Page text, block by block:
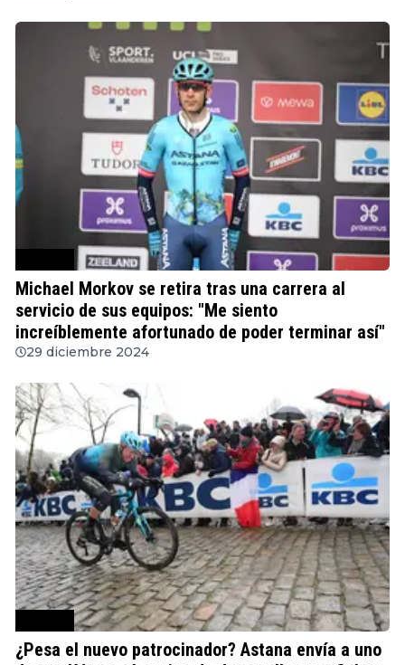
Michael Morkov se retira tras una carrera al
servicio de sus equipos: "Me siento
increíblemente afortunado de poder terminar así"
29 diciembre 2024
¿Pesa el nuevo patrocinador? Astana envía a uno